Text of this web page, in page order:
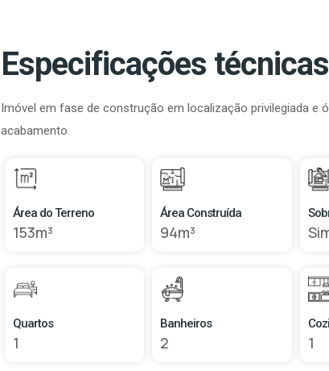
Especificações técnicas
Imóvel em fase de construção em localização privilegiada e
acabamento.
Área do Terreno
153m³
Área Construída
94m³
Quartos
1
Banheiros
2 1